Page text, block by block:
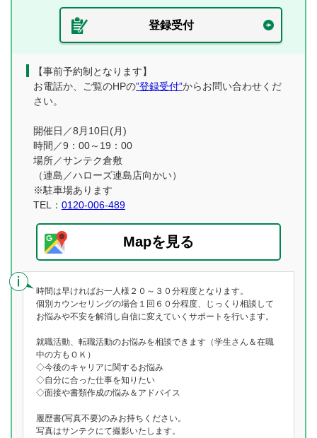
登録受付
【事前予約制となります】
お電話か、ご覧のHPの”登録受付”からお問い合わせくだ
さい。
開催日／8月10日(月)
時間／9：00～19：00
場所／サンテク倉敷
（連島／ハローズ連島店向かい）
※駐車場あります
TEL： 0120-006-489
Mapを見る
時間は早ければお一人様２０～３０分程度となります。
個別カウンセリングの場合１回６０分程度、じっくり相談して
お悩みや不安を解消し自信に変えていくサポートを行います。
就職活動、転職活動のお悩みを相談できます（学生さん＆在職
中の方もＯＫ）
◇今後のキャリアに関するお悩み
◇自分に合った仕事を知りたい
◇面接や書類作成の悩み＆アドバイス
履歴書(写真不要)のみお持ちください。
写真はサンテクにて撮影いたします。